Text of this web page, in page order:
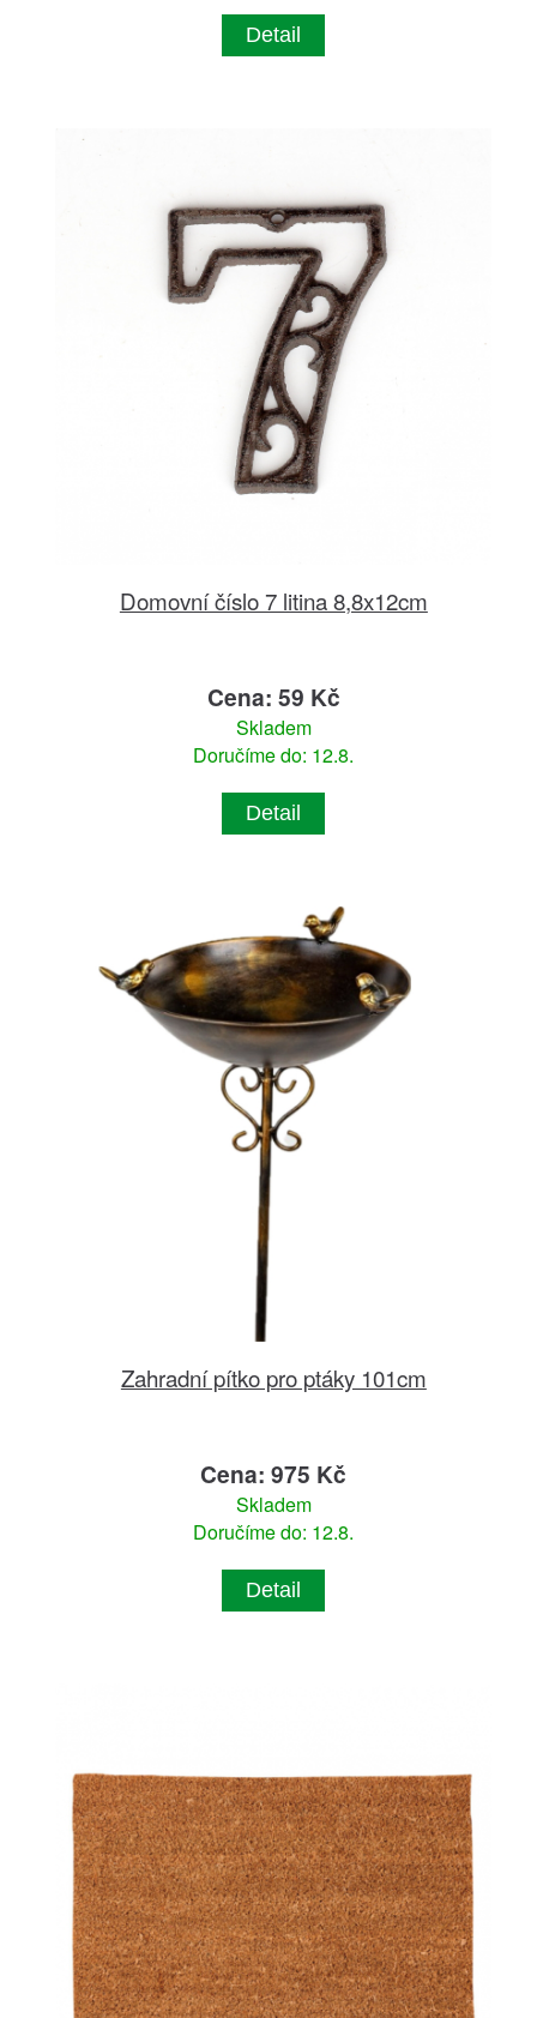
Detail
Domovní číslo 7 litina 8,8x12cm
Cena: 59 Kč
Skladem
Doručíme do: 12.8.
Detail
Zahradní pítko pro ptáky 101cm
Cena: 975 Kč
Skladem
Doručíme do: 12.8.
Detail